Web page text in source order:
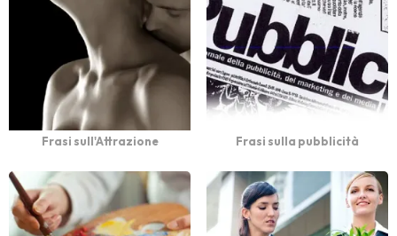
Frasi sull'Attrazione Frasi sulla pubblicità